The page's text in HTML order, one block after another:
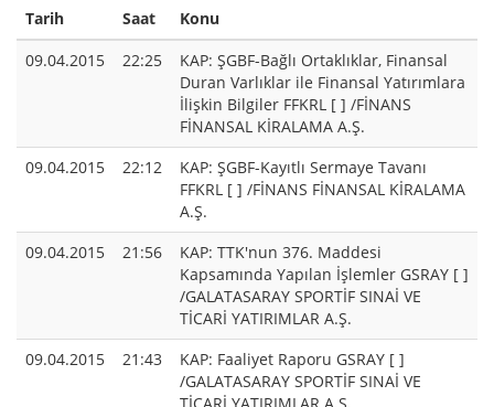
Tarih
Saat
Konu
09.04.2015
22:25
KAP: ŞGBF-Bağlı Ortaklıklar, Finansal
Duran Varlıklar ile Finansal Yatırımlara
İlişkin Bilgiler FFKRL [ ] /FİNANS
FİNANSAL KİRALAMA A.Ş.
09.04.2015
22:12
KAP: ŞGBF-Kayıtlı Sermaye Tavanı
FFKRL [ ] /FİNANS FİNANSAL KİRALAMA
A.Ş.
09.04.2015
21:56
KAP: TTK'nun 376. Maddesi
Kapsamında Yapılan İşlemler GSRAY [ ]
/GALATASARAY SPORTİF SINAİ VE
TİCARİ YATIRIMLAR A.Ş.
09.04.2015
21:43
KAP: Faaliyet Raporu GSRAY [ ]
/GALATASARAY SPORTİF SINAİ VE